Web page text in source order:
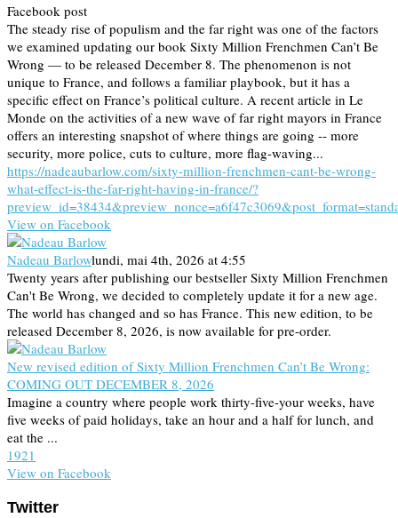
Facebook post
The steady rise of populism and the far right was one of the factors
we examined updating our book Sixty Million Frenchmen Can’t Be
Wrong — to be released December 8. The phenomenon is not
unique to France, and follows a familiar playbook, but it has a
specific effect on France’s political culture. A recent article in Le
Monde on the activities of a new wave of far right mayors in France
offers an interesting snapshot of where things are going -- more
security, more police, cuts to culture, more flag-waving...
https://nadeaubarlow.com/sixty-million-frenchmen-cant-be-wrong-
what-effect-is-the-far-right-having-in-france/?
View on Facebook
Nadeau Barlowlundi, mai 4th, 2026 at 4:55
Twenty years after publishing our bestseller Sixty Million Frenchmen
Can't Be Wrong, we decided to completely update it for a new age.
The world has changed and so has France. This new edition, to be
released December 8, 2026, is now available for pre-order.
New revised edition of Sixty Million Frenchmen Can’t Be Wrong:
COMING OUT DECEMBER 8, 2026
Imagine a country where people work thirty-five-your weeks, have
five weeks of paid holidays, take an hour and a half for lunch, and
eat the ...
1921
View on Facebook
Twitter